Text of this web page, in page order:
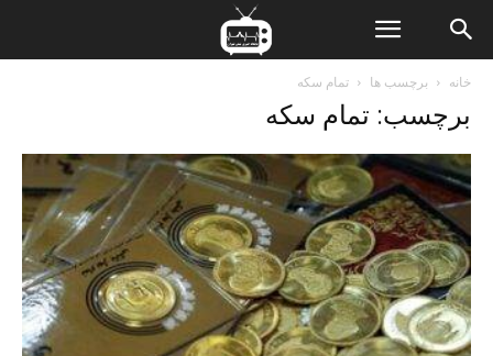
خانه برچسب ها تمام سکه
برچسب: تمام سکه